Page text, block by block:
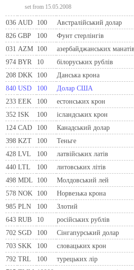
set from 15.05.2008
036 AUD 100 Австралійський долар
826 GBP 100 Фунт стерлінгів
031 AZM 100 азербайджанських манатів
974 BYR 10 білоруських рублів
208 DKK 100 Данська крона
840 USD 100 Долар США
233 EEK 100 естонських крон
352 ISK 100 ісландських крон
124 CAD 100 Канадський долар
398 KZT 100 Теньге
428 LVL 100 латвійських латів
440 LTL 100 литовських літів
498 MDL 100 Молдовський лей
578 NOK 100 Норвезька крона
985 PLN 100 Злотий
643 RUB 10 російських рублів
702 SGD 100 Сінгапурський долар
703 SKK 100 словацьких крон
792 TRL 100 турецьких лір